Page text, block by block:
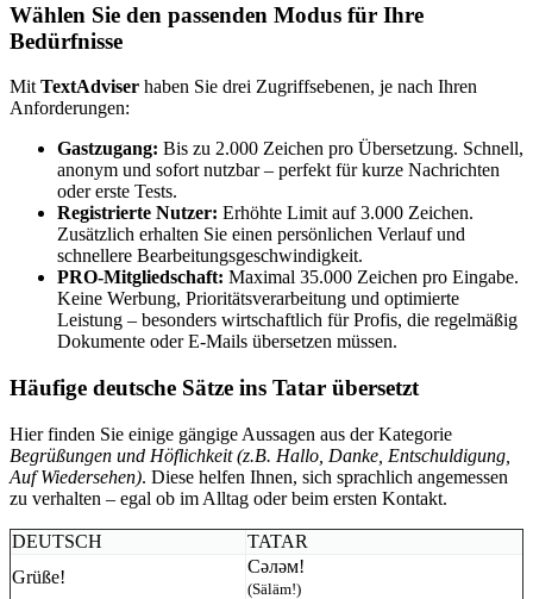
Wählen Sie den passenden Modus für Ihre
Bedürfnisse
MitTextAdviser haben Sie drei Zugriffsebenen, je nach Ihren
Anforderungen:
Gastzugang: Bis zu 2.000 Zeichen pro Übersetzung. Schnell,
anonym und sofort nutzbar – perfekt für kurze Nachrichten
oder erste Tests.
Registrierte Nutzer: Erhöhte Limit auf 3.000 Zeichen.
Zusätzlich erhalten Sie einen persönlichen Verlauf und
schnellere Bearbeitungsgeschwindigkeit.
PRO-Mitgliedschaft: Maximal 35.000 Zeichen pro Eingabe.
Keine Werbung, Prioritätsverarbeitung und optimierte
Leistung – besonders wirtschaftlich für Profis, die regelmäßig
Dokumente oder E-Mails übersetzen müssen.
Häufige deutsche Sätze ins Tatar übersetzt
Hier finden Sie einige gängige Aussagen aus der Kategorie
Begrüßungen und Höflichkeit (z.B. Hallo, Danke, Entschuldigung,
Auf Wiedersehen). Diese helfen Ihnen, sich sprachlich angemessen
zu verhalten – egal ob im Alltag oder beim ersten Kontakt.
DEUTSCH
TATAR
Grüße!
Сәләм!
(Säläm!)